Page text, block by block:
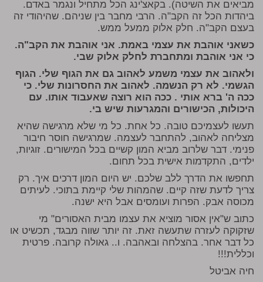
מביאים את השיטה). בקאצ'ינג הכל מתחיל ונגמר באדם.
ביהדות הכל זה הקב"ה. הרבי מחבר בין שניהם. שהיהודי זה
בעצם הקב"ה. חלק אלוק ממעל ממש.
כשאני אוהבת את עצמי באמת. אני אוהבת את הקב"ה.
כי אני אוהבת ומתחברת לחלק אלוק שבי.
ולאהוב את עצמי משמע לאהוב גם את הגוף שלי. הגוף
הגשמי. לא רק הנשמה. לאהוב את החסרונות שלי. כי
ככה ה' ברא אותי . ככה הוא רוצה שאעבוד אותו. עם
היכולות, הכישורים והמגרעות שיש בי.
תעשו לעצמיכם טובה. כל אחת. כל מי שלא מרגישה שהיא
מצליחה לאהוב, להתחבר לעצמה. שמרגישה חוסר חיבור
פנימי. דבר שלרוב מביא המון קשיים בכל המישורים. זוגיות,
ילדים, התקדמות אישית בכל תחום.
תחפשו את הדרך ללב שלכם. יש היום המון דרכים איך. רק
צריך לדעת שזה קיים. שהמהות שלי קיימת בתוכי. לעיתים
מכוסה אבק. הפרות ועומסים אבל היא ישנה.
כתוב ש"אין אסור מוציא את עצמו מבית האסורים" מי
שזקוקה לעזרה שתעשה זאת. זה יותר שווה מבגד, תכשיט או
כל דבר אחר. בהצלחה ובאהבה. ו.. גאולה קרובה. פרטית
וכללית!!!
חיה אביטל